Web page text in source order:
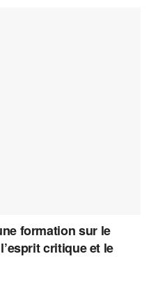
formation sur le
critique et le